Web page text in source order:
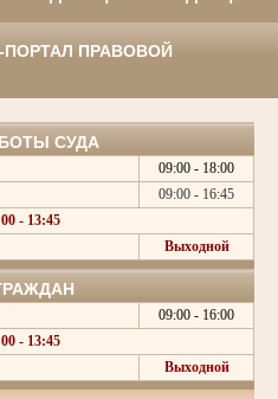
ПРАВОВОЙ
СУДА
09:00 - 18:00
09:00 - 16:45
- 13:45
Выходной
09:00 - 16:00
- 13:45
Выходной